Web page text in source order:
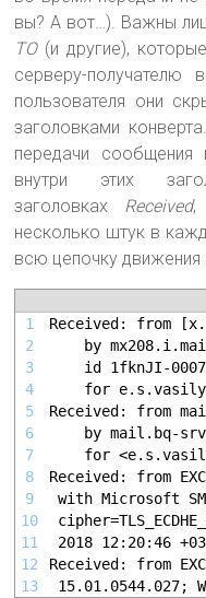
вы? А вот…). Важны
TO (и другие),
серверу-получателю
пользователя они
заголовками
передачи
внутри этих
заголовках Received,
несколько штук в
всю цепочку
1
2
3
4
5
6
7
8
9
10
11
12
13
Received: from
by
id 1fknJI-
for
Received: from
by mail.bq-
for
Received: from
with Microsoft
2018 12:20:46
Received: from
15.01.0544.027;